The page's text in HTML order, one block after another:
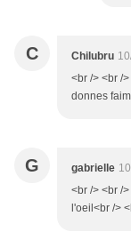
C Chilubru
<br /> <br /
donnes
G gabrielle
<br /> <br /
l'oeil<br />